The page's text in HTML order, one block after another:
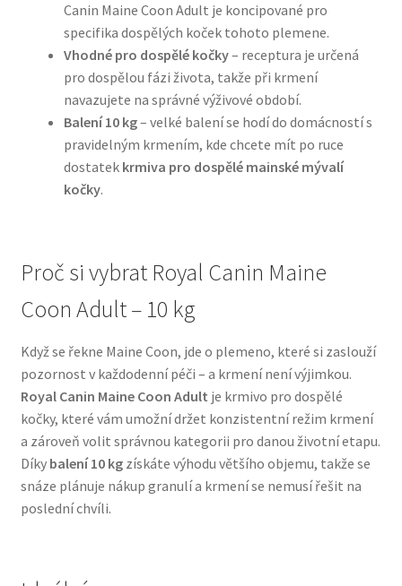
Hračky pro psy
Konzervy a kapsičky pro psy
N&D Farmina pro psy — Italské holistic krmivo
Oblečky pro psy
Ortopedické pelíšky
Přepravky pro psy
Purizon pro psy — Vysoký obsah masa, bez obilovin
Royal Canin pro psy
Veterinární dieta pro psy
Canin Maine Coon Adult je koncipované pro
specifika dospělých koček tohoto plemene.
Vhodné pro dospělé kočky– receptura je určená
pro dospělou fázi života, takže při krmení
navazujete na správné výživové období.
Balení 10 kg– velké balení se hodí do domácností s
pravidelným krmením, kde chcete mít po ruce
dostatek krmiva pro dospělé mainské mývalí
kočky.
Proč si vybrat Royal Canin Maine
Coon Adult – 10 kg
Když se řekne Maine Coon, jde o plemeno, které si zaslouží
pozornost v každodenní péči – a krmení není výjimkou.
Royal Canin Maine Coon Adult je krmivo pro dospělé
kočky, které vám umožní držet konzistentní režim krmení
a zároveň volit správnou kategorii pro danou životní etapu.
Díky balení 10 kgzískáte výhodu většího objemu, takže se
snáze plánuje nákup granulí a krmení se nemusí řešit na
poslední chvíli.